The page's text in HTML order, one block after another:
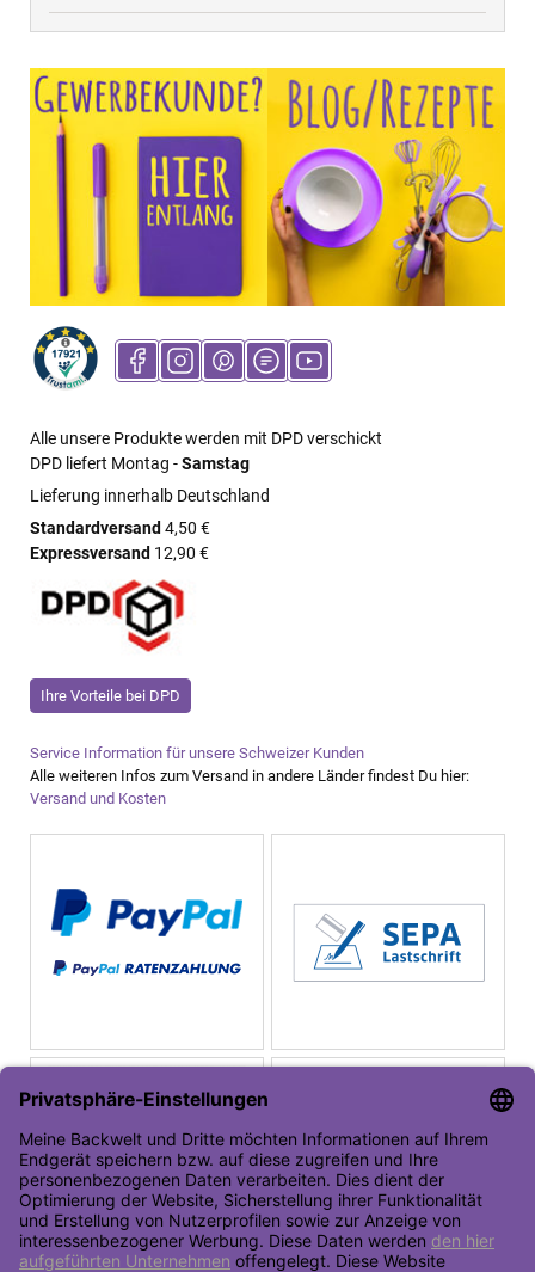
Alle unsere Produkte werden mit DPD verschickt
DPD liefert Montag -Samstag
Lieferung innerhalb Deutschland
Standardversand 4,50 €
Expressversand 12,90 €
Ihre Vorteile bei DPD
Service Information für unsere Schweizer Kunden
Alle weiteren Infos zum Versand in andere Länder findest Du hier:
Versand und Kosten